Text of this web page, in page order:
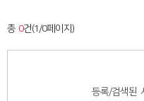
북부희망케어센터
복지관이야기
총 0건(1/0페이지)
등록/검색된